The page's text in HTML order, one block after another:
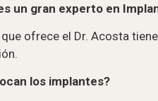
un gran experto en
ofrece el Dr. Acosta
los implantes?